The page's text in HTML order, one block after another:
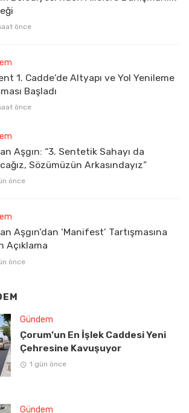
önce
1. Cadde’de Altyapı ve Yol Yenileme
Başladı
önce
Aşgın: “3. Sentetik Sahayı da
Sözümüzün Arkasındayız”
önce
Aşgın’dan ‘Manifest’ Tartışmasına
Açıklama
önce
Gündem
Çorum’un En İşlek Caddesi Yeni
Çehresine Kavuşuyor
1 gün önce
Gündem